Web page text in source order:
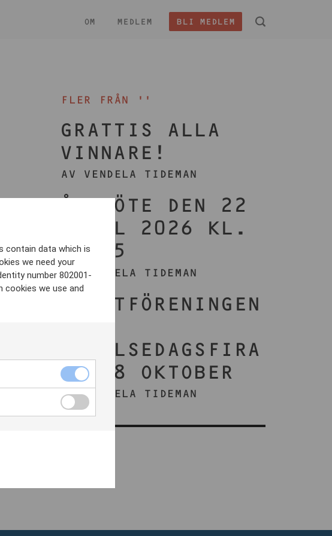
BLI MEDLEM
OM MEDLEM
FLER FRÅN ''
GRATTIS ALLA
VINNARE!
AV VENDELA TIDEMAN
ÅRSMÖTE DEN 22
APRIL 2026 KL.
17:45
AV VENDELA TIDEMAN
KONSTFÖRENINGEN
FÖDELSEDAGSFIRA
NDE 8 OKTOBER
AV VENDELA TIDEMAN
contain data which is
we need your
number 802001-
cookies we use and